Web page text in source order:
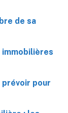
de sa
pour